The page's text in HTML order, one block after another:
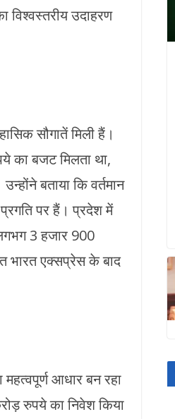
विश्वस्तरीय उदाहरण
सौगातें मिली हैं।
का बजट मिलता था,
बताया कि वर्तमान
पर हैं। प्रदेश में
3 हजार 900
भारत एक्सप्रेस के बाद
आधार बन रहा
रुपये का निवेश किया